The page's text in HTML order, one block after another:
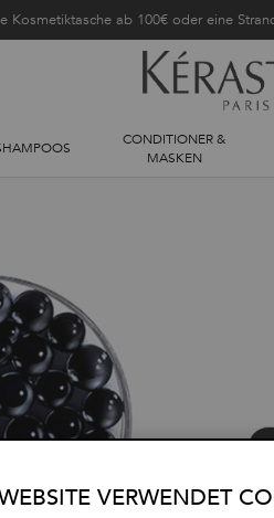
Kosmetiktasche ab 100€ oder eine
CONDITIONER &
MASKEN
VERWENDET